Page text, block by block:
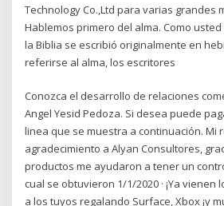
Technology Co.,Ltd para varias grandes
Hablemos primero del alma. Como
la Biblia se escribió originalmente en
referirse al alma, los escritores
Conozca el desarrollo de relaciones
Angel Yesid Pedoza. Si desea puede
linea que se muestra a continuación. Mi
agradecimiento a Alyan Consultores,
productos me ayudaron a tener un
cual se obtuvieron 1/1/2020 · ¡Ya vienen
a los tuyos regalando Surface, Xbox ¡y